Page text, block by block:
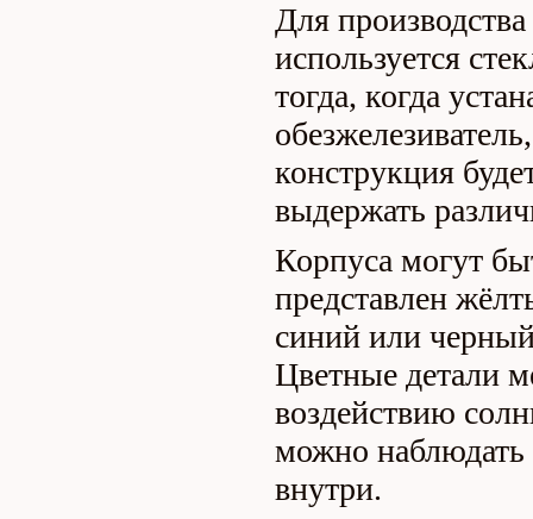
Для
используется
тогда, когда
конструкция
выдержать
Корпуса могут
представлен
синий или
Цветные детали
воздействию
можно наблюдать
внутри.